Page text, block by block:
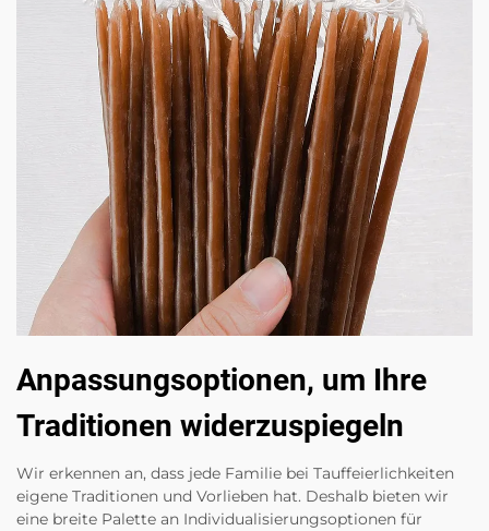
Anpassungsoptionen, um Ihre
Traditionen widerzuspiegeln
Wir erkennen an, dass jede Familie bei Tauffeierlichkeiten
eigene Traditionen und Vorlieben hat. Deshalb bieten wir
eine breite Palette an Individualisierungsoptionen für